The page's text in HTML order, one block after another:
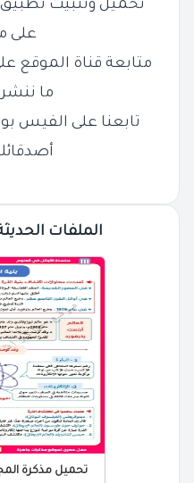
تحميل وتثبيت
على
متابعة قناة الموقع
ما
تابعنا على الفيس
الملفات
تحميل مذكرة